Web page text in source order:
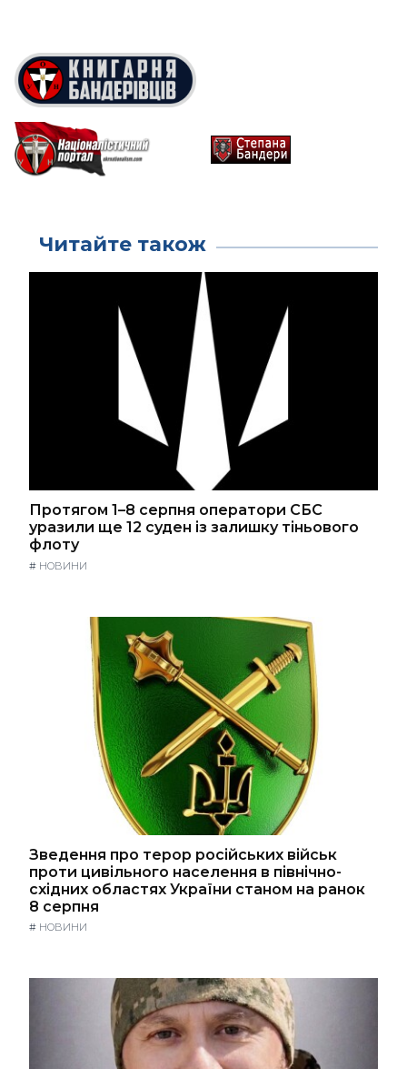
Читайте також
Протягом 1–8 серпня оператори СБС
уразили ще 12 суден із залишку тіньового
флоту
# НОВИНИ
Зведення про терор російських військ
проти цивільного населення в північно-
східних областях України станом на ранок
8 серпня
# НОВИНИ